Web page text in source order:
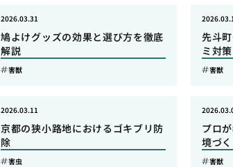
鳩よけグッズの効果と選び方を徹底
解説
2026.03.31
害獣
先斗
ミ対策
害獣
京都の狭小路地におけるゴキブリ防
除
2026.03.11
害虫
プロ
境づ
害獣